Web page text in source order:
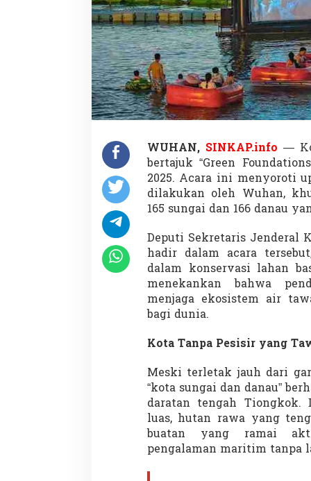
v
a
s
i
1
6
6
D
a
n
d
a
n
1
6
5
u
n
g
a
i
WUHAN, SINKAP.info —
bertajuk “Green
2025. Acara ini menyoroti
dilakukan oleh Wuhan,
165 sungai dan 166 danau
Deputi Sekretaris Jenderal
hadir dalam acara
dalam konservasi lahan
menekankan bahwa
menjaga ekosistem air
bagi dunia.
Kota Tanpa Pesisir yang
Meski terletak jauh dari
“kota sungai dan danau”
daratan tengah
luas, hutan rawa yang
buatan yang ramai
pengalaman maritim tanpa